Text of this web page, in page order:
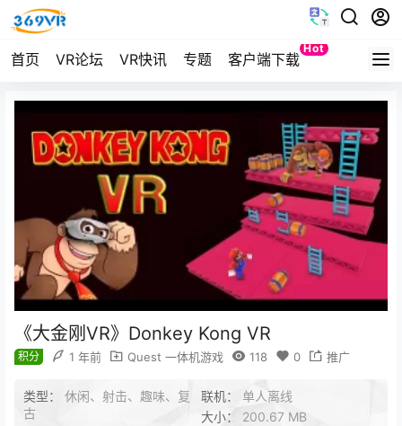
首页 VR论坛 VR快讯 专题 客户端下载
Hot
Quest
《大金刚VR》Donkey Kong VR
积分 1 年前 Quest 一体机游戏 118 0 推广
类型： 休闲、射击、趣味、复
古
联机： 单人离线
大小： 200.67 MB